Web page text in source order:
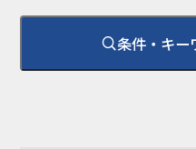
条件・キー